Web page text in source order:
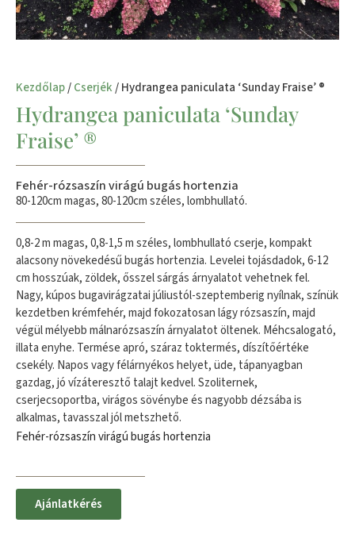
Kezdőlap/Cserjék/ Hydrangea paniculata ‘Sunday Fraise’ ®
Hydrangea paniculata ‘Sunday
Fraise’ ®
Fehér-rózsaszín virágú bugás hortenzia
80-120cm magas, 80-120cm széles, lombhullató.
0,8-2 m magas, 0,8-1,5 m széles, lombhullató cserje, kompakt
alacsony növekedésű bugás hortenzia. Levelei tojásdadok, 6-12
cm hosszúak, zöldek, ősszel sárgás árnyalatot vehetnek fel.
Nagy, kúpos bugavirágzatai júliustól-szeptemberig nyílnak, színük
kezdetben krémfehér, majd fokozatosan lágy rózsaszín, majd
végül mélyebb málnarózsaszín árnyalatot öltenek. Méhcsalogató,
illata enyhe. Termése apró, száraz toktermés, díszítőértéke
csekély. Napos vagy félárnyékos helyet, üde, tápanyagban
gazdag, jó vízáteresztő talajt kedvel. Szoliternek,
cserjecsoportba, virágos sövénybe és nagyobb dézsába is
alkalmas, tavasszal jól metszhető.
Fehér-rózsaszín virágú bugás hortenzia
Ajánlatkérés